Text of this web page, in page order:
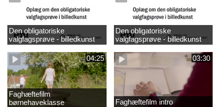
Den obligatoriske
valgfagsprøve - billedkunst
større LK
Den obligatoriske
valgfagsprøve - billedkunst
04:25
Faghæftefilm
børnehaveklasse
03:30
Faghæftefilm intro